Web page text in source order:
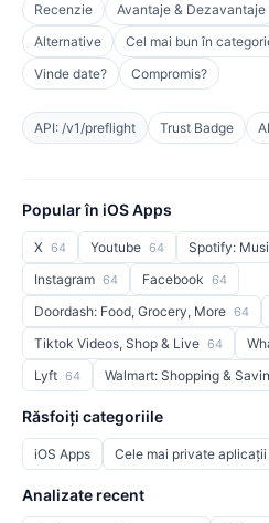
Recenzie
Avantaje & Dezavantaje
Alternative
Cel mai bun în
Vinde date?
Compromis?
API: /v1/preflight Trust Badge
Popular în iOS Apps
X 64 Youtube 64 Spotify:
Instagram 64 Facebook 64
Doordash: Food, Grocery, More 64
Tiktok Videos, Shop & Live 64
Lyft 64 Walmart: Shopping &
Răsfoiți categoriile
iOS Apps Cele mai private aplicații
Analizate recent